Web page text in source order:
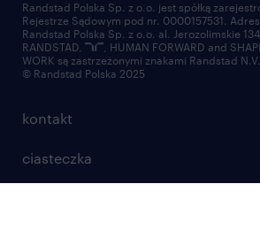
Randstad Polska Sp. z o.o. jest spółką
Rejestrze Sądowym pod nr. 0000157531.
Randstad Polska Sp. z o.o. al. Jerozolimskie
RANDSTAD,
, HUMAN FORWARD and
WORK są zastrzeżonymi znakami Randstad
© Randstad Polska 2025
kontakt
ciasteczka
mapa strony